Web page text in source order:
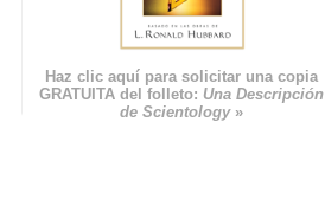
Haz clic aquí para solicitar una copia
GRATUITA del folleto: Una Descripción
de Scientology»